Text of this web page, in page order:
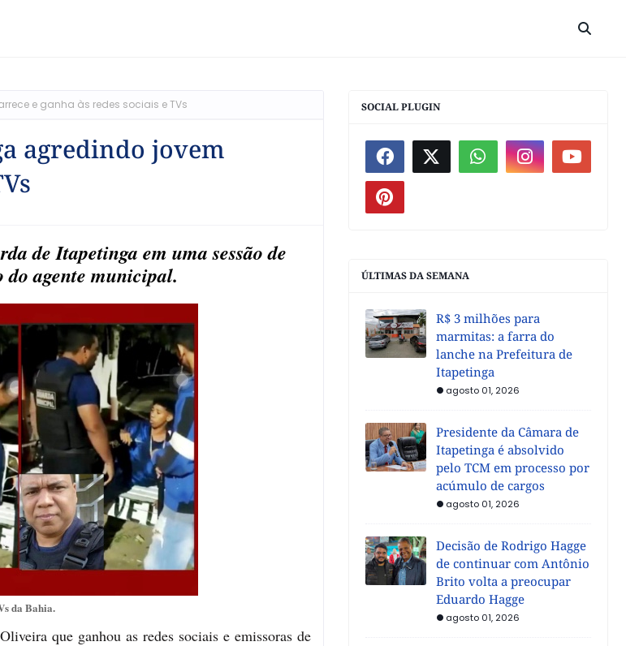
e ganha às redes sociais e TVs
agredindo jovem
de Itapetinga em uma sessão de
agente municipal.
da Bahia.
que ganhou as redes sociais e emissoras de
SOCIAL PLUGIN
ÚLTIMAS DA SEMANA
R$ 3 milhões para
marmitas: a farra do
lanche na Prefeitura de
Itapetinga
agosto 01, 2026
Presidente da Câmara de
Itapetinga é absolvido
pelo TCM em processo por
acúmulo de cargos
agosto 01, 2026
Decisão de Rodrigo Hagge
de continuar com Antônio
Brito volta a preocupar
Eduardo Hagge
agosto 01, 2026